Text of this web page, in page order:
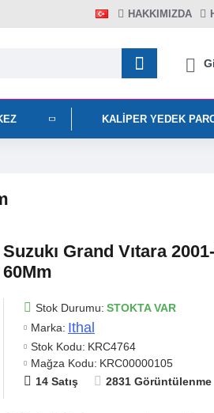
HAKKIMIZDA
KALIPER YEDEK
Suzukı Grand Vıtara
60Mm
Stok Durumu: STOKTA VAR
Marka: Ithal
Stok Kodu: KRC4764
Mağza Kodu: KRC00000105
14 Satış
2831 Görüntülenme